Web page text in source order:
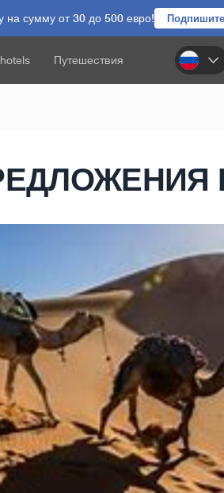
на сумму от 30 до 500 евро!
Путешествия